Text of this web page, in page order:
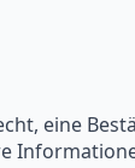
eine